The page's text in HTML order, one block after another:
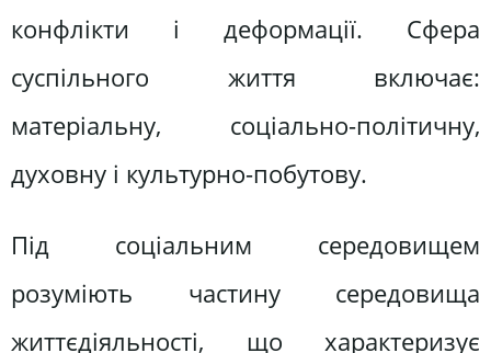
конфлікти і деформації. Сфера
суспільного життя включає:
матеріальну, соціально-політичну,
духовну і культурно-побутову.
Під соціальним середовищем
розуміють частину середовища
життєдіяльності, що характеризує